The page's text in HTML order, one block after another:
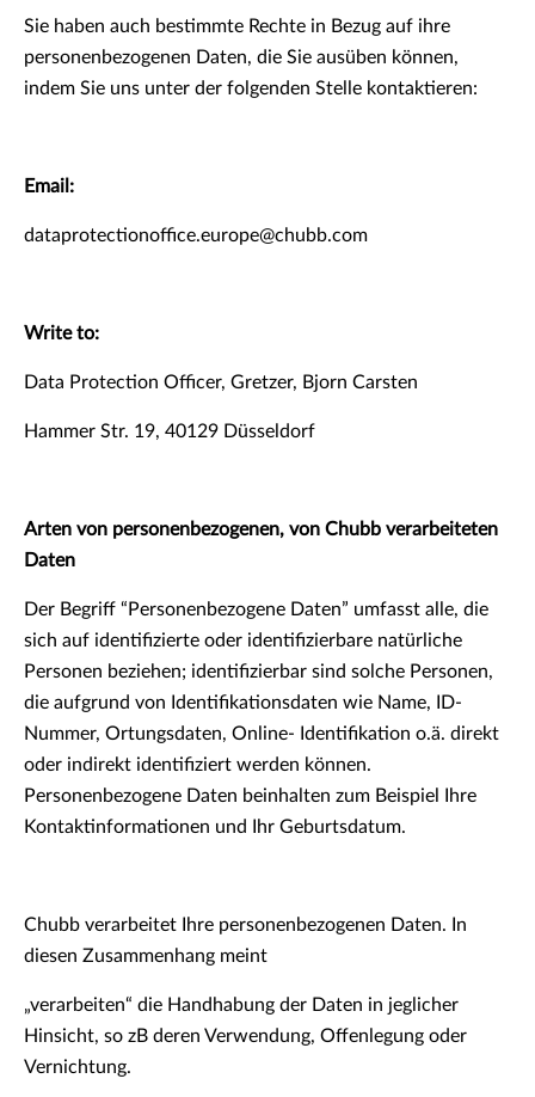
Sie haben auch bestimmte Rechte in Bezug auf ihre
personenbezogenen Daten, die Sie ausüben können,
indem Sie uns unter der folgenden Stelle kontaktieren:
Email:
dataprotectionoffice.europe@chubb.com
Write to:
Data Protection Officer, Gretzer, Bjorn Carsten
Hammer Str. 19, 40129 Düsseldorf
Arten von personenbezogenen, von Chubb verarbeiteten
Daten
Der Begriff “Personenbezogene Daten” umfasst alle, die
sich auf identifizierte oder identifizierbare natürliche
Personen beziehen; identifizierbar sind solche Personen,
die aufgrund von Identifikationsdaten wie Name, ID-
Nummer, Ortungsdaten, Online- Identifikation o.ä. direkt
oder indirekt identifiziert werden können.
Personenbezogene Daten beinhalten zum Beispiel Ihre
Kontaktinformationen und Ihr Geburtsdatum.
Chubb verarbeitet Ihre personenbezogenen Daten. In
diesen Zusammenhang meint
„verarbeiten“ die Handhabung der Daten in jeglicher
Hinsicht, so zB deren Verwendung, Offenlegung oder
Vernichtung.